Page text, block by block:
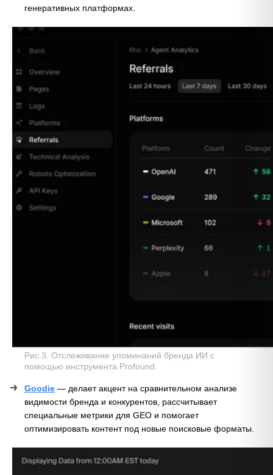
генеративных платформах.
Рис.3. Отслеживание упоминаний бренда ИИ с
помощью инструмента Profound.
Goodie — делает акцент на сравнительном анализе
видимости бренда и конкурентов, рассчитывает
специальные метрики для GEO и помогает
оптимизировать контент под новые поисковые форматы.